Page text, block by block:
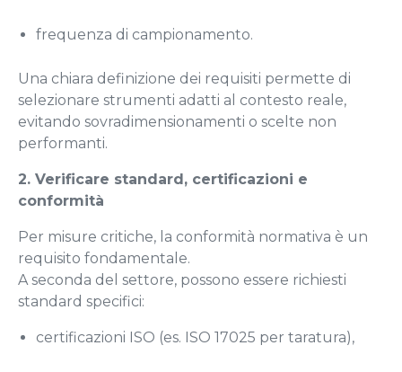
frequenza di campionamento.
Una chiara definizione dei requisiti permette di
selezionare strumenti adatti al contesto reale,
evitando sovradimensionamenti o scelte non
performanti.
2. Verificare standard, certificazioni e
conformità
Per misure critiche, la conformità normativa è un
requisito fondamentale.
A seconda del settore, possono essere richiesti
standard specifici:
certificazioni ISO (es. ISO 17025 per taratura),